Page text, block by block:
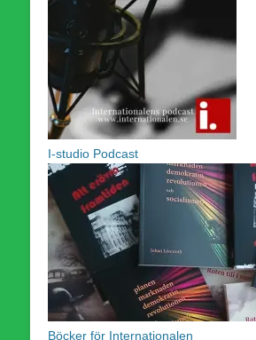
I-studio Podcast
Böcker för Internationalen